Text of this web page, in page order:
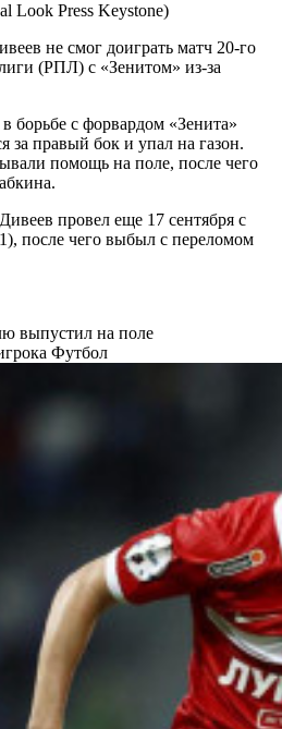
Look Press Keystone)
не смог доиграть матч 20-го
(РПЛ) с «Зенитом» из-за
борьбе с форвардом «Зенита»
за правый бок и упал на газон.
помощь на поле, после чего
провел еще 17 сентября с
после чего выбыл с переломом
выпустил на поле
Футбол